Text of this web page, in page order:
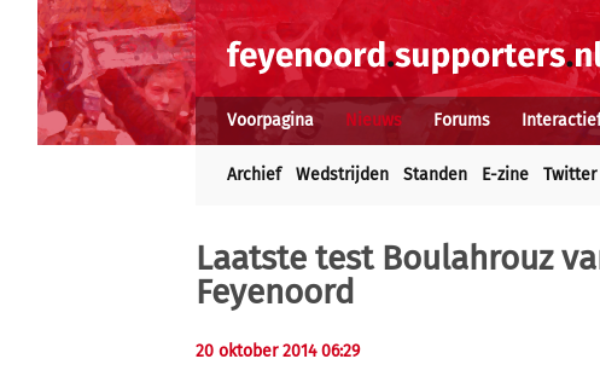
Voorpagina Nieuws Forums
Archief Wedstrijden Standen E-zine Twitter
Laatste test Boulahrouz
Feyenoord
20 oktober 2014 06:29